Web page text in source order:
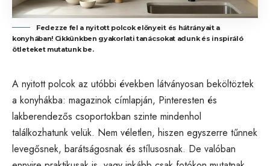
Fedezze fel a nyitott polcok előnyeit és hátrányait a
konyhában! Cikkünkben gyakorlati tanácsokat adunk és inspiráló
ötleteket mutatunk be.
A nyitott polcok az utóbbi években látványosan beköltöztek
a konyhákba: magazinok címlapján, Pinteresten és
lakberendezős csoportokban szinte mindenhol
találkozhatunk velük. Nem véletlen, hiszen egyszerre tűnnek
levegősnek, barátságosnak és stílusosnak. De valóban